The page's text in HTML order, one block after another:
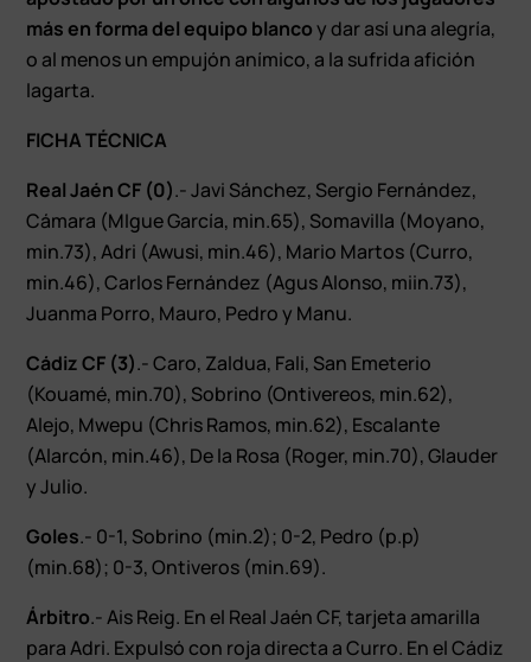
más en forma del equipo blancoy dar así una alegría,
o al menos un empujón anímico, a la sufrida afición
lagarta.
FICHA TÉCNICA
Real Jaén CF (0).- Javi Sánchez, Sergio Fernández,
Cámara (MIgue García, min.65), Somavilla (Moyano,
min.73), Adri (Awusi, min.46), Mario Martos (Curro,
min.46), Carlos Fernández (Agus Alonso, miin.73),
Juanma Porro, Mauro, Pedro y Manu.
Cádiz CF (3).- Caro, Zaldua, Fali, San Emeterio
(Kouamé, min.70), Sobrino (Ontivereos, min.62),
Alejo, Mwepu (Chris Ramos, min.62), Escalante
(Alarcón, min.46), De la Rosa (Roger, min.70), Glauder
y Julio.
Goles.- 0-1, Sobrino (min.2); 0-2, Pedro (p.p)
(min.68); 0-3, Ontiveros (min.69).
Árbitro.- Ais Reig. En el Real Jaén CF, tarjeta amarilla
para Adri. Expulsó con roja directa a Curro. En el Cádiz